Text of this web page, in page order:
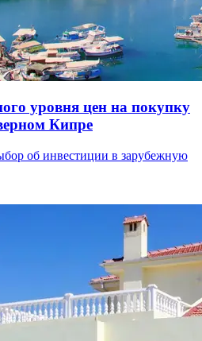
уровня цен на покупку
Кипре
об инвестиции в зарубежную